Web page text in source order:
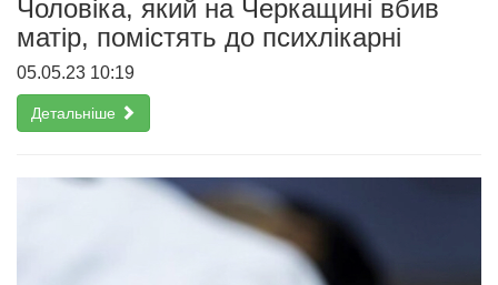
Чоловіка, який на Черкащині вбив
матір, помістять до психлікарні
05.05.23 10:19
Детальніше